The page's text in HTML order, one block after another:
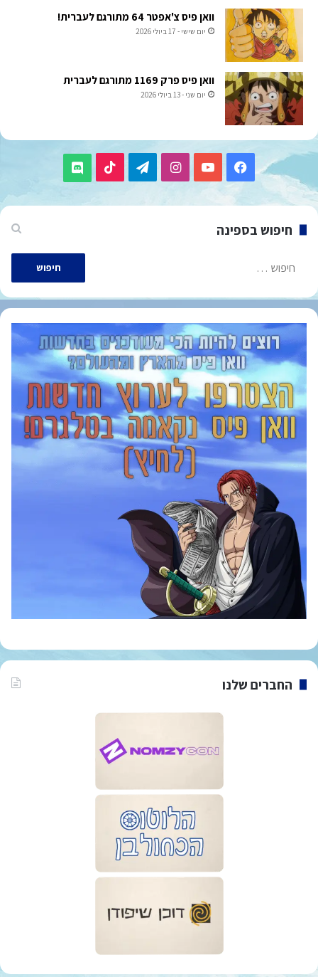
וואן פיס צ'אפטר 64 מתורגם לעברית!
יום שישי - 17 ביולי 2026
וואן פיס פרק 1169 מתורגם לעברית
יום שני - 13 ביולי 2026
Facebook
YouTube
Instagram
Telegram
TikTok
Discord
חיפוש בספינה
חיפוש:
החברים שלנו